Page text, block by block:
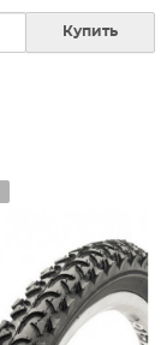
Купить